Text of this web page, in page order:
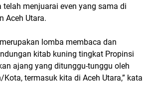
telah menjuarai even yang sama di
Aceh Utara.
lomba membaca dan
kitab kuning tingkat Propinsi
ajang yang ditunggu-tunggu oleh
termasuk kita di Aceh Utara,” kata